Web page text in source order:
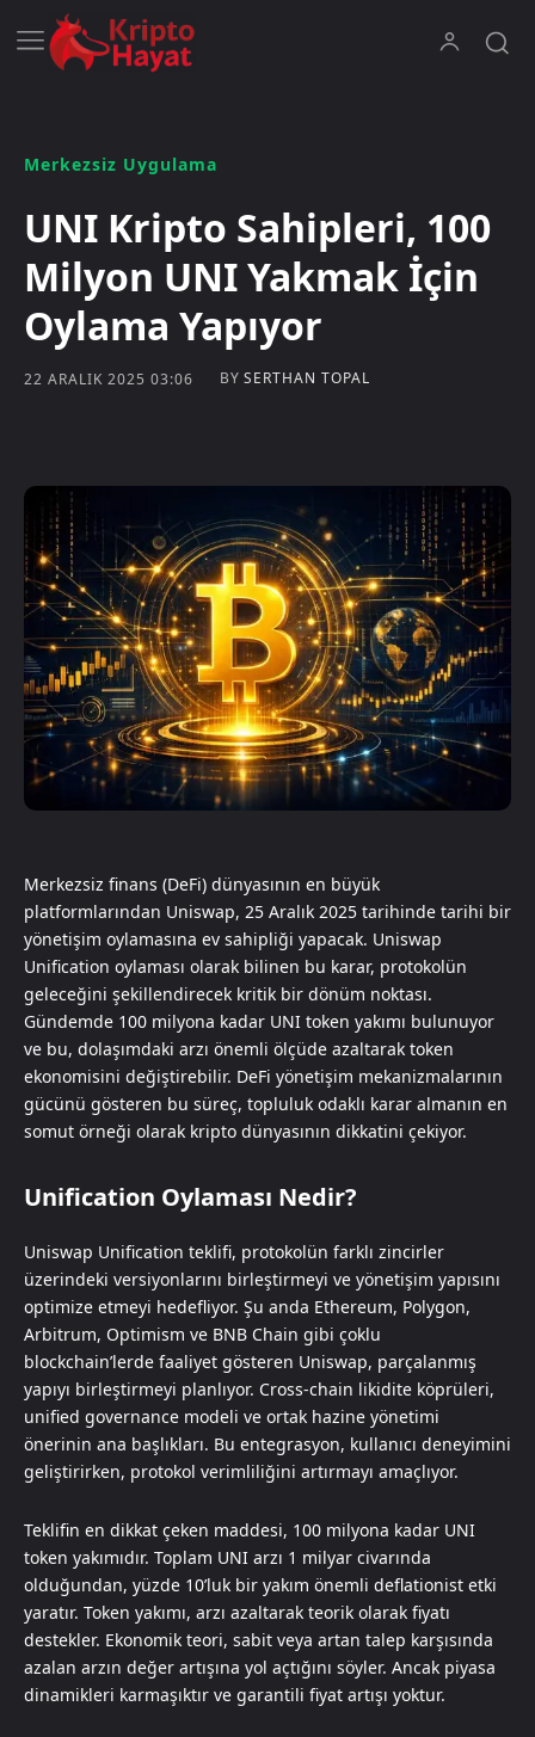
Merkezsiz Uygulama
UNI Kripto Sahipleri, 100
Milyon UNI Yakmak İçin
Oylama Yapıyor
22 ARALIK 2025 03:06 BY SERTHAN TOPAL
Merkezsiz finans (DeFi) dünyasının en büyük
platformlarından Uniswap, 25 Aralık 2025 tarihinde tarihi bir
yönetişim oylamasına ev sahipliği yapacak. Uniswap
Unification oylaması olarak bilinen bu karar, protokolün
geleceğini şekillendirecek kritik bir dönüm noktası.
Gündemde 100 milyona kadar UNI token yakımı bulunuyor
ve bu, dolaşımdaki arzı önemli ölçüde azaltarak token
ekonomisini değiştirebilir. DeFi yönetişim mekanizmalarının
gücünü gösteren bu süreç, topluluk odaklı karar almanın en
somut örneği olarak kripto dünyasının dikkatini çekiyor.
Unification Oylaması Nedir?
Uniswap Unification teklifi, protokolün farklı zincirler
üzerindeki versiyonlarını birleştirmeyi ve yönetişim yapısını
optimize etmeyi hedefliyor. Şu anda Ethereum, Polygon,
Arbitrum, Optimism ve BNB Chain gibi çoklu
blockchain’lerde faaliyet gösteren Uniswap, parçalanmış
yapıyı birleştirmeyi planlıyor. Cross-chain likidite köprüleri,
unified governance modeli ve ortak hazine yönetimi
önerinin ana başlıkları. Bu entegrasyon, kullanıcı deneyimini
geliştirirken, protokol verimliliğini artırmayı amaçlıyor.
Teklifin en dikkat çeken maddesi, 100 milyona kadar UNI
token yakımıdır. Toplam UNI arzı 1 milyar civarında
olduğundan, yüzde 10’luk bir yakım önemli deflationist etki
yaratır. Token yakımı, arzı azaltarak teorik olarak fiyatı
destekler. Ekonomik teori, sabit veya artan talep karşısında
azalan arzın değer artışına yol açtığını söyler. Ancak piyasa
dinamikleri karmaşıktır ve garantili fiyat artışı yoktur.